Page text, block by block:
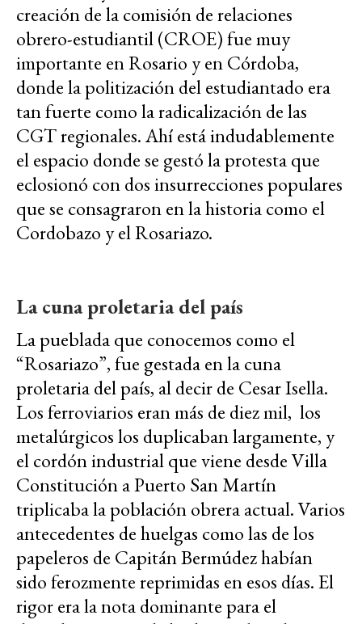
creación de la comisión de relaciones
obrero-estudiantil (CROE) fue muy
importante en Rosario y en Córdoba,
donde la politización del estudiantado era
tan fuerte como la radicalización de las
CGT regionales. Ahí está indudablemente
el espacio donde se gestó la protesta que
eclosionó con dos insurrecciones populares
que se consagraron en la historia como el
Cordobazo y el Rosariazo.
La cuna proletaria del país
La pueblada que conocemos como el
“Rosariazo”, fue gestada en la cuna
proletaria del país, al decir de Cesar Isella.
Los ferroviarios eran más de diez mil, los
metalúrgicos los duplicaban largamente, y
el cordón industrial que viene desde Villa
Constitución a Puerto San Martín
triplicaba la población obrera actual. Varios
antecedentes de huelgas como las de los
papeleros de Capitán Bermúdez habían
sido ferozmente reprimidas en esos días. El
rigor era la nota dominante para el